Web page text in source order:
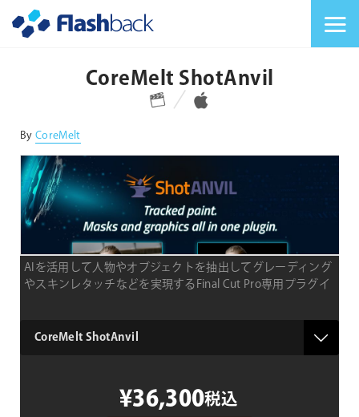
CoreMelt ShotAnvil
対応プラットフォーム 対応OS
By CoreMelt
AIを活用して人物やオブジェクトを抽出してグレーディング
やスキンレタッチなどを実現するFinal Cut Pro専用プラグイ
type
¥36,300税込